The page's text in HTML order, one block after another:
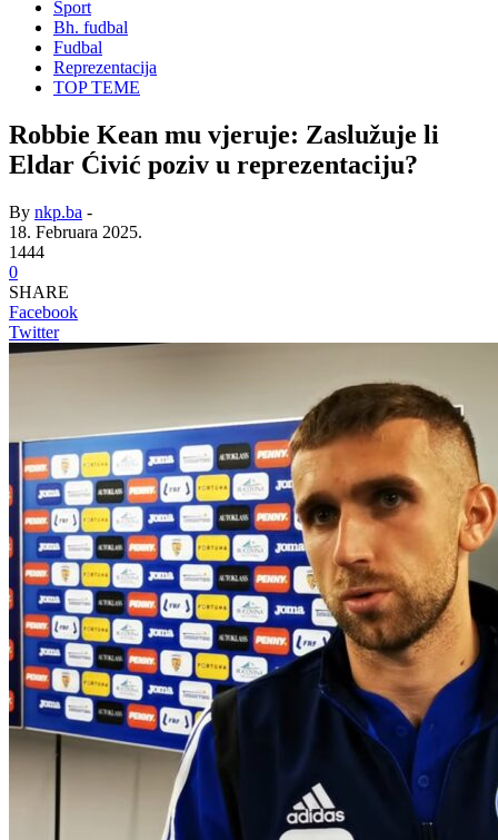
Sport
Bh. fudbal
Fudbal
Reprezentacija
TOP TEME
Robbie Kean mu vjeruje: Zaslužuje li
Eldar Ćivić poziv u reprezentaciju?
By nkp.ba -
18. Februara 2025.
1444
0
SHARE
Facebook
Twitter